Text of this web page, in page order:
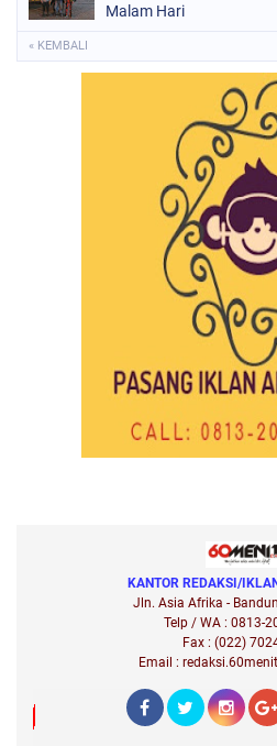
Malam Hari
« KEMBALI
KANTOR REDAKSI/
Jln. Asia Afrika -
Telp / WA : 0813-
Fax : (022)
Email :